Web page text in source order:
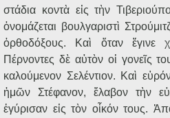
στάδια κοντὰ εἰς τὴν
ὀνομάζεται βουλγαριστὶ
ὀρθοδόξους. Καὶ ὅταν ἔγινε
Πέρνοντες δὲ αὐτὸν οἱ γονεῖς
καλούμενον Σελέντιον. Καὶ
ἡμῶν Στέφανον, ἔλαβον τὴν
ἐγύρισαν εἰς τὸν οἶκόν τους.